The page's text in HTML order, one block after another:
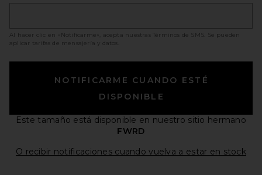
Al hacer clic en «Notificarme», acepta nuestras Términos de SMS
. Se pueden
aplicar tarifas de mensajería y datos.
NOTIFICARME CUANDO ESTÉ
DISPONIBLE
Este tamaño está disponible en nuestro sitio hermano
FWRD
O recibir notificaciones cuando vuelva a estar en stock